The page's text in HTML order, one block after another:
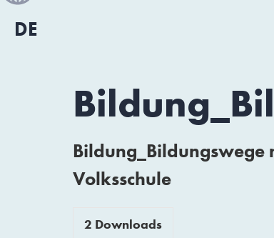
DE
Bildung_Bildungswege
Volksschule
2 Downloads